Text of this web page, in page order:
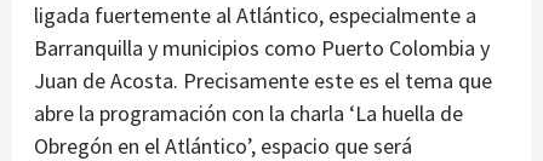
ligada fuertemente al Atlántico, especialmente a
Barranquilla y municipios como Puerto Colombia y
Juan de Acosta. Precisamente este es el tema que
abre la programación con la charla ‘La huella de
Obregón en el Atlántico’, espacio que será